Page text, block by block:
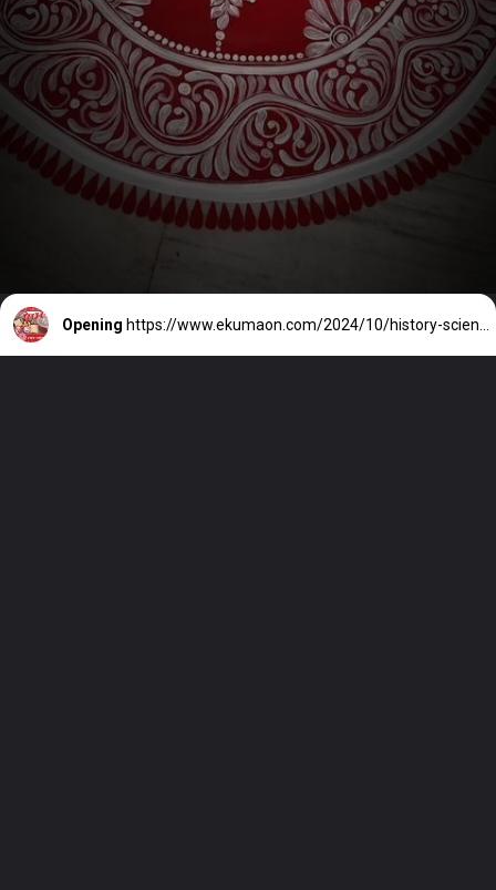
Opening https://www.ekumaon.com/2024/10/history-scientific-basis-significance-of-aipan.html